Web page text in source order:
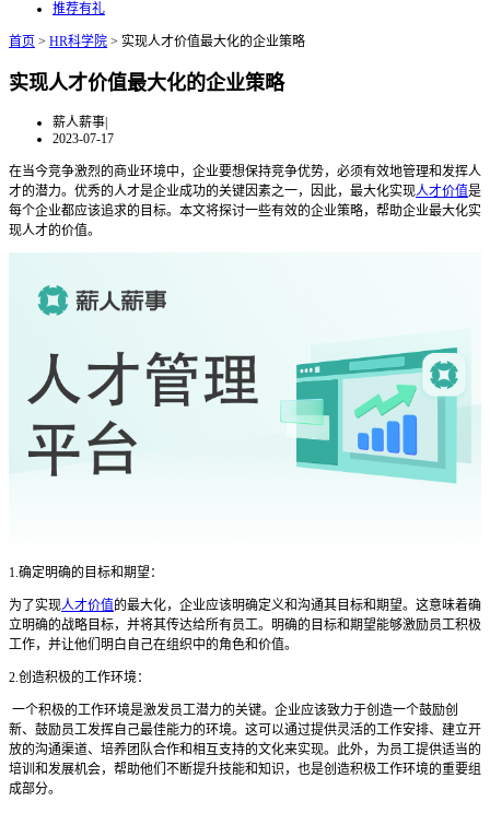
推荐有礼
首页 > HR科学院 > 实现人才价值最大化的企业策略
实现人才价值最大化的企业策略
薪人薪事|
2023-07-17
在当今竞争激烈的商业环境中，企业要想保持竞争优势，必须有效地管理和发挥人
才的潜力。优秀的人才是企业成功的关键因素之一，因此，最大化实现人才价值是
每个企业都应该追求的目标。本文将探讨一些有效的企业策略，帮助企业最大化实
现人才的价值。
1.确定明确的目标和期望：
为了实现人才价值的最大化，企业应该明确定义和沟通其目标和期望。这意味着确
立明确的战略目标，并将其传达给所有员工。明确的目标和期望能够激励员工积极
工作，并让他们明白自己在组织中的角色和价值。
2.创造积极的工作环境：
一个积极的工作环境是激发员工潜力的关键。企业应该致力于创造一个鼓励创
新、鼓励员工发挥自己最佳能力的环境。这可以通过提供灵活的工作安排、建立开
放的沟通渠道、培养团队合作和相互支持的文化来实现。此外，为员工提供适当的
培训和发展机会，帮助他们不断提升技能和知识，也是创造积极工作环境的重要组
成部分。